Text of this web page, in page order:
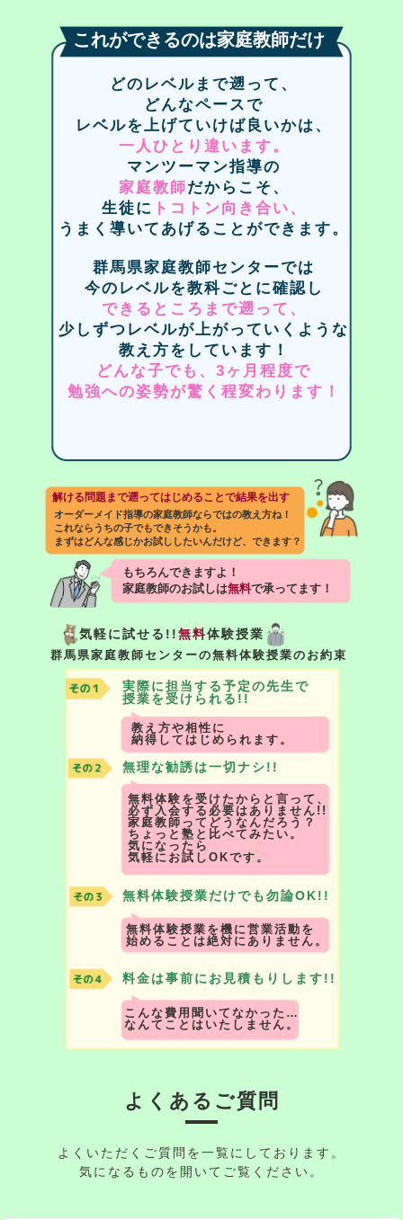
これができるのは家庭教師だけ
どのレベルまで遡って、
どんなペースで
レベルを上げていけば良いかは、
一人ひとり違います。
マンツーマン指導の
家庭教師だからこそ、
生徒に トコトン向き合い、
うまく導いてあげることができます。
群馬県家庭教師センターでは
今のレベルを教科ごとに確認し
できるところまで遡って、
少しずつレベルが上がっていくような
教え方をしています！
どんな子でも、3ヶ月程度で
勉強への姿勢が驚く程変わります！
解ける問題まで遡ってはじめることで結果を出す
オーダーメイド指導の家庭教師ならではの教え方ね！
これならうちの子でもできそうかも。
まずはどんな感じかお試ししたいんだけど、できます？
もちろんできますよ！
家庭教師のお試しは無料で承ってます！
気軽に試せる!!無料体験授業
群馬県家庭教師センターの無料体験授業のお約束
実際に担当する予定の先生で
授業を受けられる!!
教え方や相性に
納得してはじめられます。
無料体験授業だけでも勿論OK!!
無料体験を受けたからと言って、
必ず入会する必要はありません!!
家庭教師ってどうなんだろう？
ちょっと塾と比べてみたい。
気になったら
気軽にお試しOKです。
無理な勧誘は一切ナシ!!
無料体験授業を機に営業活動を
始めることは絶対にありません。
料金は事前にお見積もりします!!
こんな費用聞いてなかった…
なんてことはいたしません。
よくあるご質問
よくいただくご質問を一覧にしております。
気になるものを開いてご覧ください。